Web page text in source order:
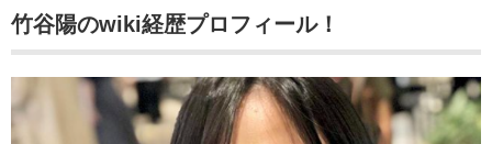
竹谷陽のwiki経歴プロフィール！